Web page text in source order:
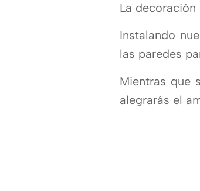
La
Instalando
las paredes
Mientras que
alegrarás el